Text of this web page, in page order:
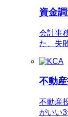
資金
会計事
た、失
不動
不動産
がいい